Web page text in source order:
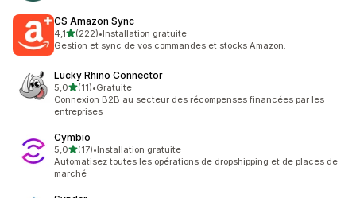
CS Amazon Sync
4,1étoile(s) sur 5
(222)
222 avis au total
•Installation gratuite
Gestion et sync de vos commandes et stocks Amazon.
Lucky Rhino Connector
5,0étoile(s) sur 5
(11)
11 avis au total
•Gratuite
Connexion B2B au secteur des récompenses financées par les
entreprises
Cymbio
5,0étoile(s) sur 5
(17)
17 avis au total
•Installation gratuite
Automatisez toutes les opérations de dropshipping et de places de
marché